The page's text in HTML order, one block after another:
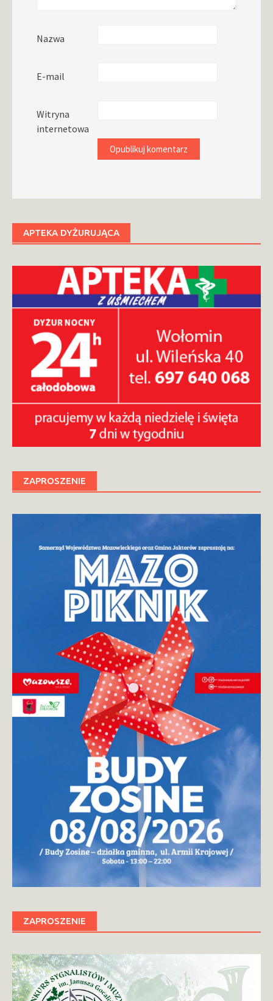
Nazwa
E-mail
Witryna
internetowa
APTEKA DYŻURUJĄCA
ZAPROSZENIE
ZAPROSZENIE